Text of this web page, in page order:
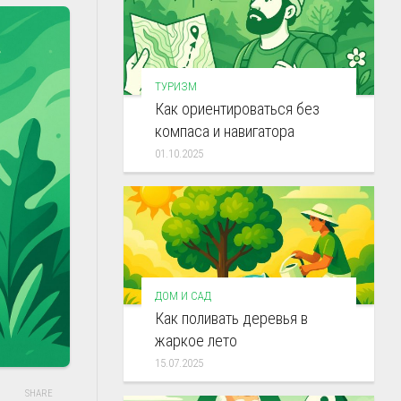
SHARE
ТУРИЗМ
Как ориентироваться без
компаса и навигатора
01.10.2025
ДОМ И САД
Как поливать деревья в
жаркое лето
15.07.2025